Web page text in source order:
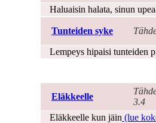
Haluaisin halata, sinun
Tunteiden syke
Lempeys hipaisi tunteiden
Eläkkeelle
3.4
Eläkkeelle kun jäin (lue